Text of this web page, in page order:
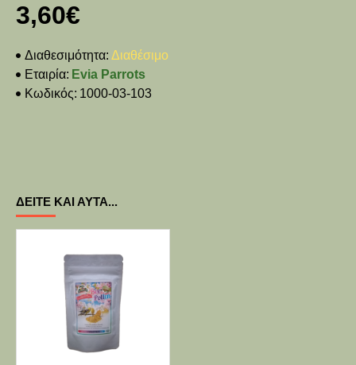
Διαθεσιμότητα: Διαθέσιμο
Εταιρία: Evia Parrots
Κωδικός: 1000-03-103
3,60€
ΔΕΊΤΕ ΚΑΙ ΑΥΤΆ...